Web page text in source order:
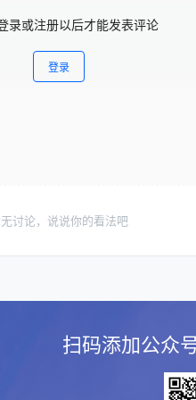
录或注册以后才能发表评论
登录
讨论，说说你的看法吧
扫码添加公众